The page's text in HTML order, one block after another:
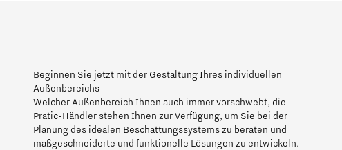
Beginnen Sie jetzt mit der Gestaltung Ihres individuellen
Außenbereichs
Welcher Außenbereich Ihnen auch immer vorschwebt, die
Pratic-Händler stehen Ihnen zur Verfügung, um Sie bei der
Planung des idealen Beschattungssystems zu beraten und
maßgeschneiderte und funktionelle Lösungen zu entwickeln.